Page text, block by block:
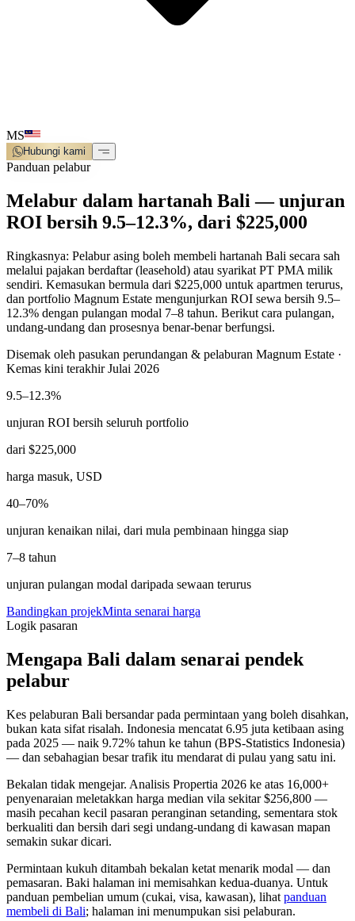
MS
Hubungi kami
Panduan pelabur
Melabur dalam hartanah Bali — unjuran
ROI bersih 9.5–12.3%, dari $225,000
Ringkasnya: Pelabur asing boleh membeli hartanah Bali secara sah
melalui pajakan berdaftar (leasehold) atau syarikat PT PMA milik
sendiri. Kemasukan bermula dari $225,000 untuk apartmen terurus,
dan portfolio Magnum Estate mengunjurkan ROI sewa bersih 9.5–
12.3% dengan pulangan modal 7–8 tahun. Berikut cara pulangan,
undang-undang dan prosesnya benar-benar berfungsi.
Disemak oleh pasukan perundangan & pelaburan Magnum Estate ·
Kemas kini terakhir Julai 2026
9.5–12.3%
unjuran ROI bersih seluruh portfolio
dari $225,000
harga masuk, USD
40–70%
unjuran kenaikan nilai, dari mula pembinaan hingga siap
7–8 tahun
unjuran pulangan modal daripada sewaan terurus
Bandingkan projekMinta senarai harga
Logik pasaran
Mengapa Bali dalam senarai pendek
pelabur
Kes pelaburan Bali bersandar pada permintaan yang boleh disahkan,
bukan kata sifat risalah. Indonesia mencatat 6.95 juta ketibaan asing
pada 2025 — naik 9.72% tahun ke tahun (BPS-Statistics Indonesia)
— dan sebahagian besar trafik itu mendarat di pulau yang satu ini.
Bekalan tidak mengejar. Analisis Propertia 2026 ke atas 16,000+
penyenaraian meletakkan harga median vila sekitar $256,800 —
masih pecahan kecil pasaran peranginan setanding, sementara stok
berkualiti dan bersih dari segi undang-undang di kawasan mapan
semakin sukar dicari.
Permintaan kukuh ditambah bekalan ketat menarik modal — dan
pemasaran. Baki halaman ini memisahkan kedua-duanya. Untuk
panduan pembelian umum (cukai, visa, kawasan), lihat panduan
membeli di Bali; halaman ini menumpukan sisi pelaburan.